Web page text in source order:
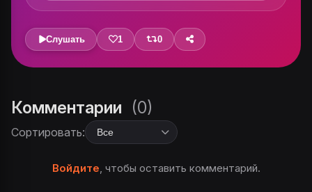
Слушать 1 0
Комментарии (0)
Сортировать:
Войдите, чтобы оставить комментарий.